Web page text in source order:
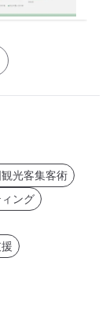
光客集客術
ング